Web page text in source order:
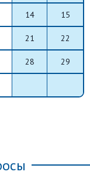
14 15
21 22
28 29